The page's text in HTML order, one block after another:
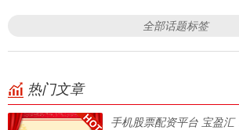
全部话题标签
热门文章
手机股票配资平台 宝盈